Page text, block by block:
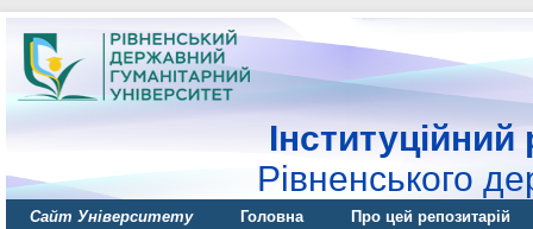
Інституційний
Рівненського
Сайт Університету Головна Про цей репозитарій